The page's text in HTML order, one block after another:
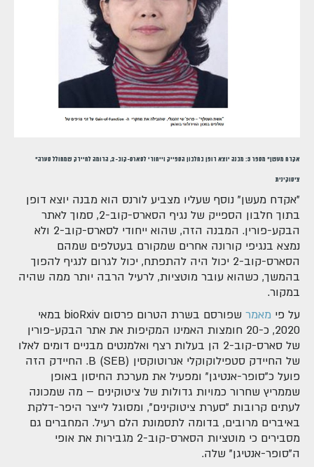
"אקדח מעשן" מספר 3: מבנה יוצא דופן בחלבון הספייק וייחודי לסארס-קוב-2, הדומה לחיידק שמחולל סערה
ציטוקינית
"אקדח מעשן" נוסף שעליו מצביע לורנס הוא מבנה יוצא דופן
בתוך חלבון הספייק של נגיף הסארס-קוב-2, סמוך לאתר
הבקע-פורין. המבנה הזה, שהוא ייחודי לסארס-קוב-2 ולא
נמצא בנגיפי קורונה אחרים שמקורם בעטלפים שמהם
הסארס-קוב-2 יכול היה להתפתח, יכול לגרום לנגיף להפוך
בהמשך, כשהוא עובר מוטציות, לרעיל הרבה יותר ממה שהיה
במקור.
על פי מאמר
שפורסם בשרת הטרום פרסום bioRxiv במאי
2020, כ-20 חומצות האמינו המקיפות את אתר הבקע-פורין
של סארס-קוב-2 הן בעלות רצף ואלמנטים מבניים דומים לאלו
של החיידק סטפילוקוקלי אנרוטוקסין B (SEB). החיידק הזה
פועל כ"סופר-אנטיגן" ומפעיל את מערכת החיסון באופן
שממריץ שחרור כמויות גדולות של ציטוקינים – מה שמכונה
לעתים קרובות "סערת ציטוקינים", ומסוגל לייצר היפר-דלקת
באיברים מרובים, בדומה לתסמונת הלם רעיל. המחברים גם
מסבירים כי מוטציות הסארס-קוב-2 מגבירות את אופי
ה"סופר-אנטיגן" שלה.